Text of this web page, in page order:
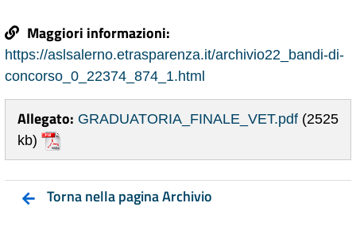
Maggiori informazioni:
https://aslsalerno.etrasparenza.it/archivio22_bandi-di-
concorso_0_22374_874_1.html
Allegato: GRADUATORIA_FINALE_VET.pdf (2525
kb)
Torna nella pagina Archivio